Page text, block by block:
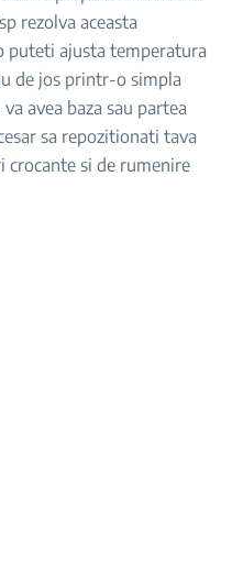
rezolva aceasta
puteti ajusta temperatura
de jos printr-o simpla
avea baza sau partea
sa repozitionati tava
si de rumenire